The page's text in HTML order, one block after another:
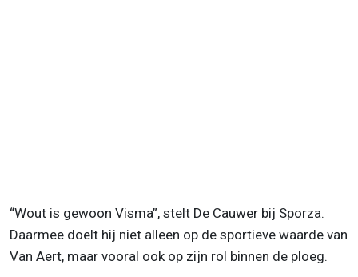
“Wout is gewoon Visma”, stelt De Cauwer bij Sporza.
Daarmee doelt hij niet alleen op de sportieve waarde van
Van Aert, maar vooral ook op zijn rol binnen de ploeg.